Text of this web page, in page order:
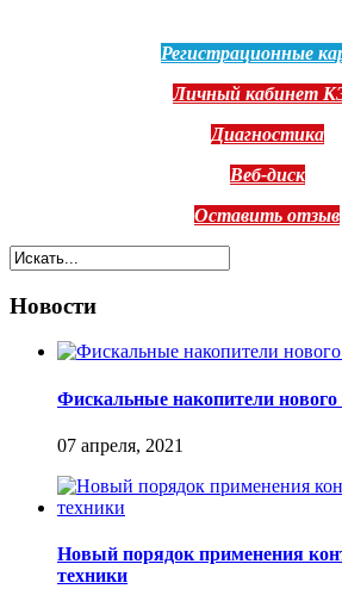
Регистрационные
Личный кабинет
Диагностика
Веб-диск
Оставить отзыв
Новости
Фискальные накопители
07 апреля, 2021
Новый порядок применения
техники